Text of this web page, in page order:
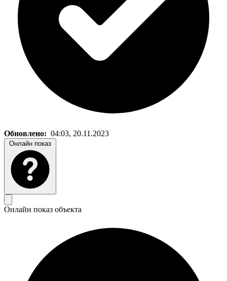
Обновлено: 04:03, 20.11.2023
Онлайн показ
Онлайн показ объекта